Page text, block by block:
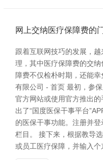
网上交纳医疗保障费的
跟着互联网技巧的发展，
理，其中医疗保障费的交
障费不仅检朴时期，还能
有限公司 - 首页 最初，参
官方网站或使用官方推出
出了“国度医保干事平台
的医保干事功能。注册并登
栏目。 接下来，根据教导
或员工医疗保障，并输入